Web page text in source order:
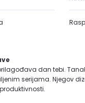
dan tebi.
serijama. Njegov